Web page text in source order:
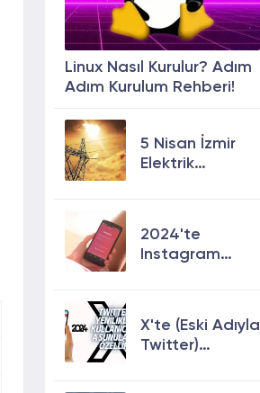
Linux Nasıl Kurulur? Adım
Adım Kurulum Rehberi!
5 Nisan İzmir
Elektrik
2024'te
Instagram
Etkili Yolları!
X'te (Eski Adıyla
Twitter)